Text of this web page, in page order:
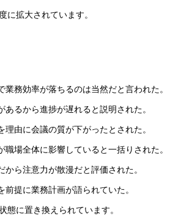
に拡大されています。
業務効率が落ちるのは当然だと言われた。
あるから進捗が遅れると説明された。
理由に会議の質が下がったとされた。
職場全体に影響していると一括りされた。
から注意力が散漫だと評価された。
前提に業務計画が語られていた。
態に置き換えられています。